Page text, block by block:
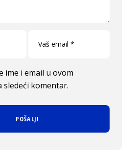
ime i email u ovom
sledeći komentar.